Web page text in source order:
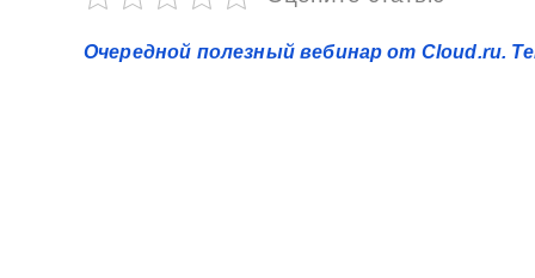
Очередной полезный вебинар от Cloud.ru.